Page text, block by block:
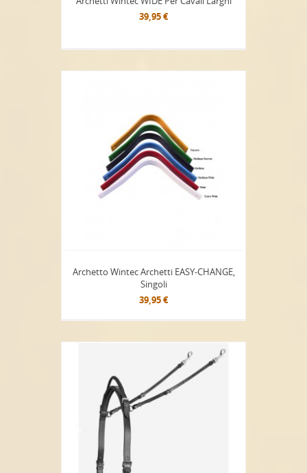
39,95 €
Archetto Wintec Archetti EASY-CHANGE,
Singoli
39,95 €